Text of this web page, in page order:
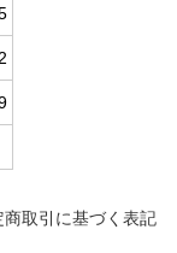
商取引に基づく表記